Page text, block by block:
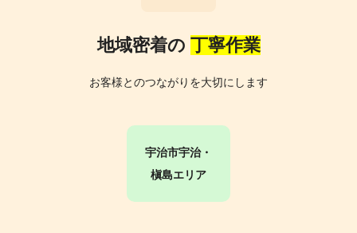
地域密着の 丁寧作業
お客様とのつながりを大切にします
宇治市宇治・
槇島エリア